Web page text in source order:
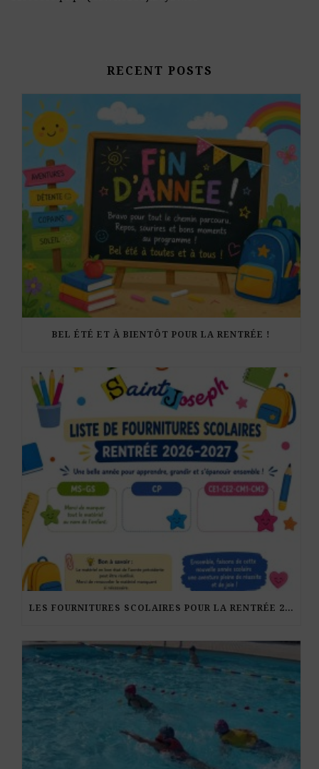
RECENT POSTS
BEL ÉTÉ ET À BIENTÔT POUR LA RENTRÉE !
LES FOURNITURES SCOLAIRES POUR LA RENTRÉE 2026-27